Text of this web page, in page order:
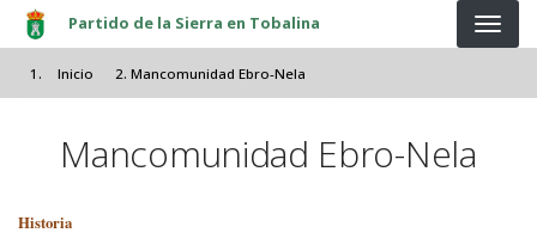
Pasar al contenido principal
Partido de la Sierra en Tobalina
Inicio Mancomunidad Ebro-Nela
Mancomunidad Ebro-Nela
Historia